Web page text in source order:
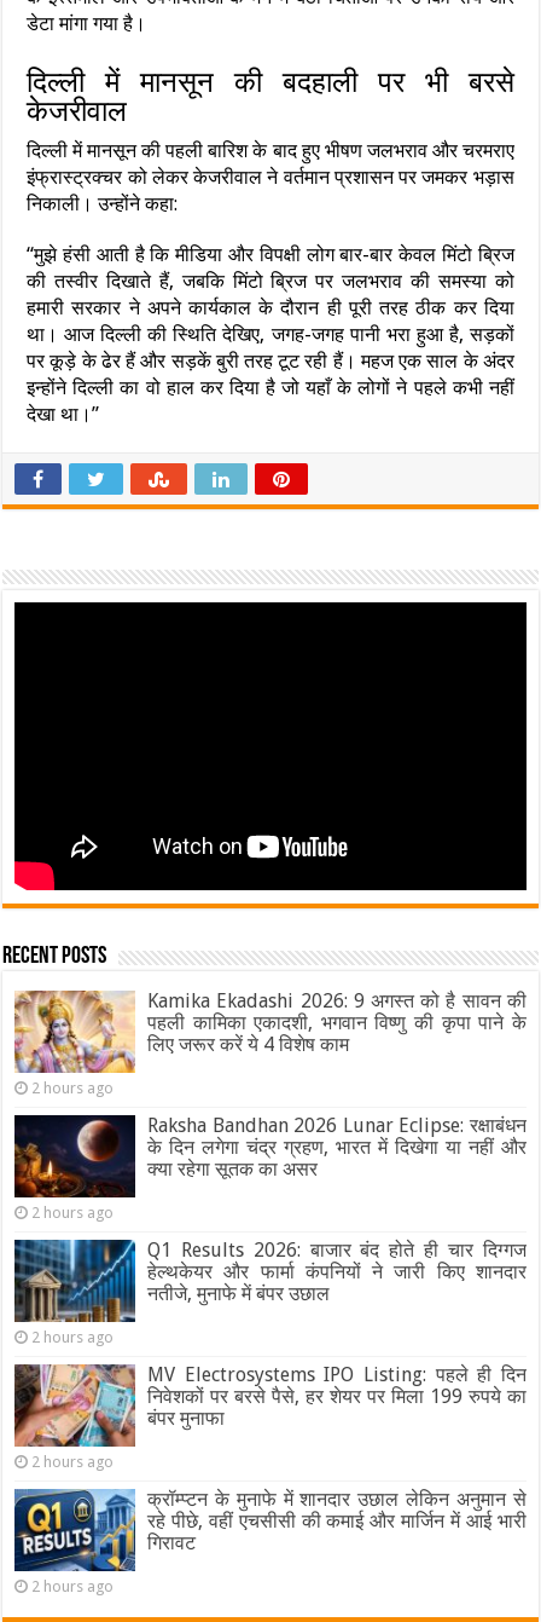
डेटा मांगा गया है।
दिल्ली में मानसून की बदहाली पर भी बरसे
केजरीवाल
दिल्ली में मानसून की पहली बारिश के बाद हुए भीषण जलभराव और चरमराए
इंफ्रास्ट्रक्चर को लेकर केजरीवाल ने वर्तमान प्रशासन पर जमकर भड़ास
निकाली। उन्होंने कहा:
“मुझे हंसी आती है कि मीडिया और विपक्षी लोग बार-बार केवल मिंटो ब्रिज
की तस्वीर दिखाते हैं, जबकि मिंटो ब्रिज पर जलभराव की समस्या को
हमारी सरकार ने अपने कार्यकाल के दौरान ही पूरी तरह ठीक कर दिया
था। आज दिल्ली की स्थिति देखिए, जगह-जगह पानी भरा हुआ है, सड़कों
पर कूड़े के ढेर हैं और सड़कें बुरी तरह टूट रही हैं। महज एक साल के अंदर
इन्होंने दिल्ली का वो हाल कर दिया है जो यहाँ के लोगों ने पहले कभी नहीं
देखा था।”
Recent Posts
Kamika Ekadashi 2026: 9 अगस्त को है सावन की
पहली कामिका एकादशी, भगवान विष्णु की कृपा पाने के
लिए जरूर करें ये 4 विशेष काम
2 hours ago
Raksha Bandhan 2026 Lunar Eclipse: रक्षाबंधन
के दिन लगेगा चंद्र ग्रहण, भारत में दिखेगा या नहीं और
क्या रहेगा सूतक का असर
2 hours ago
Q1 Results 2026: बाजार बंद होते ही चार दिग्गज
हेल्थकेयर और फार्मा कंपनियों ने जारी किए शानदार
नतीजे, मुनाफे में बंपर उछाल
2 hours ago
MV Electrosystems IPO Listing: पहले ही दिन
निवेशकों पर बरसे पैसे, हर शेयर पर मिला 199 रुपये का
बंपर मुनाफा
2 hours ago
क्रॉम्प्टन के मुनाफे में शानदार उछाल लेकिन अनुमान से
रहे पीछे, वहीं एचसीसी की कमाई और मार्जिन में आई भारी
गिरावट
2 hours ago